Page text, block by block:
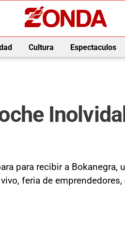
Cultura Espectaculos
para recibir a
feria de